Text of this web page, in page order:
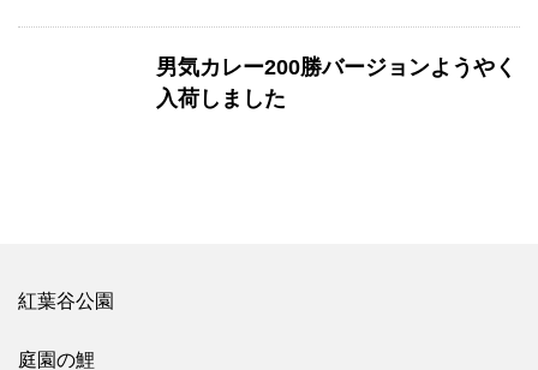
男気カレー200勝バージョンようやく
入荷しました
紅葉谷公園
庭園の鯉